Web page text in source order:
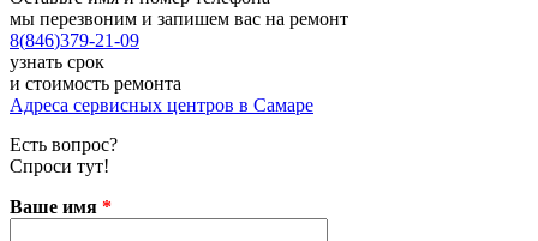
мы перезвоним и запишем вас на ремонт
8(846)379-21-09
узнать срок
и стоимость ремонта
Адреса сервисных центров в Самаре
Есть вопрос?
Спроси тут!
Ваше имя *